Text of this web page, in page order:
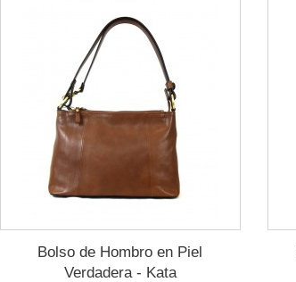
Bolso de Hombro en Piel
Verdadera - Kata